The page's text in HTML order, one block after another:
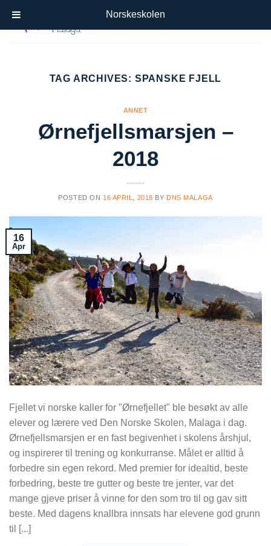
TAG ARCHIVES: SPANSKE FJELL
ANNET
Ørnefjellsmarsjen –
2018
POSTED ON 16 APRIL, 2018 BY DNS MALAGA
16
Apr
Fjellet vi norske kaller for "Ørnefjellet" ble besøkt av alle
elever og lærere ved Den Norske Skolen, Malaga i dag.
Ørnefjellsmarsjen er en fast begivenhet i skolens årshjul,
og inspirerer til trening og konkurranse. Målet er alltid å
forbedre sin egen rekord. Med premier for idealtid, beste
forbedring, beste tre gutter og beste tre jenter, var det
mange gjeve priser å vinne for den som tro til og gav sitt
beste. Med dagens knallbra innsats har elevene god grunn
til [...]
Norskeskolen